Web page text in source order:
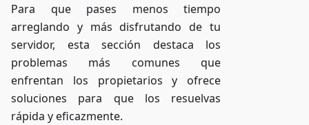
Para que pases menos tiempo
arreglando y más disfrutando de tu
servidor, esta sección destaca los
problemas más comunes que
enfrentan los propietarios y ofrece
soluciones para que los resuelvas
rápida y eficazmente.